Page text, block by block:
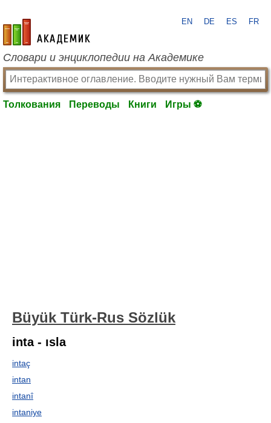
academic.ru
EN DE ES FR
Словари и энциклопедии на Академике
Толкования Переводы Книги Игры ⚽
Büyük Türk-Rus Sözlük
inta - ısla
intaç
intan
intanî
intaniye